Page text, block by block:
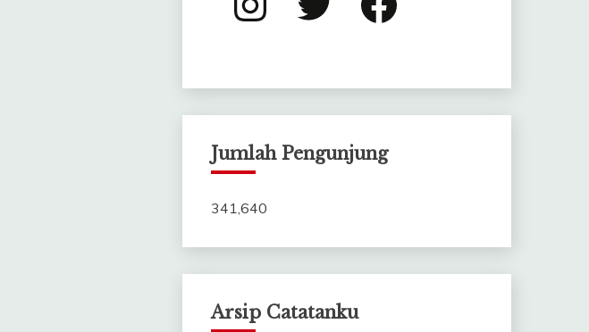
Jumlah Pengunjung
341,640
Arsip Catatanku